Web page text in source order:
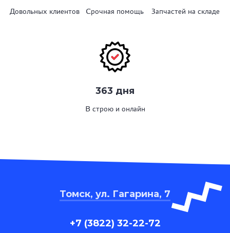
Довольных клиентов Срочная помощь Запчастей на складе
363 дня
В строю и онлайн
Томск, ул. Гагарина, 7
+7 (3822) 32-22-72